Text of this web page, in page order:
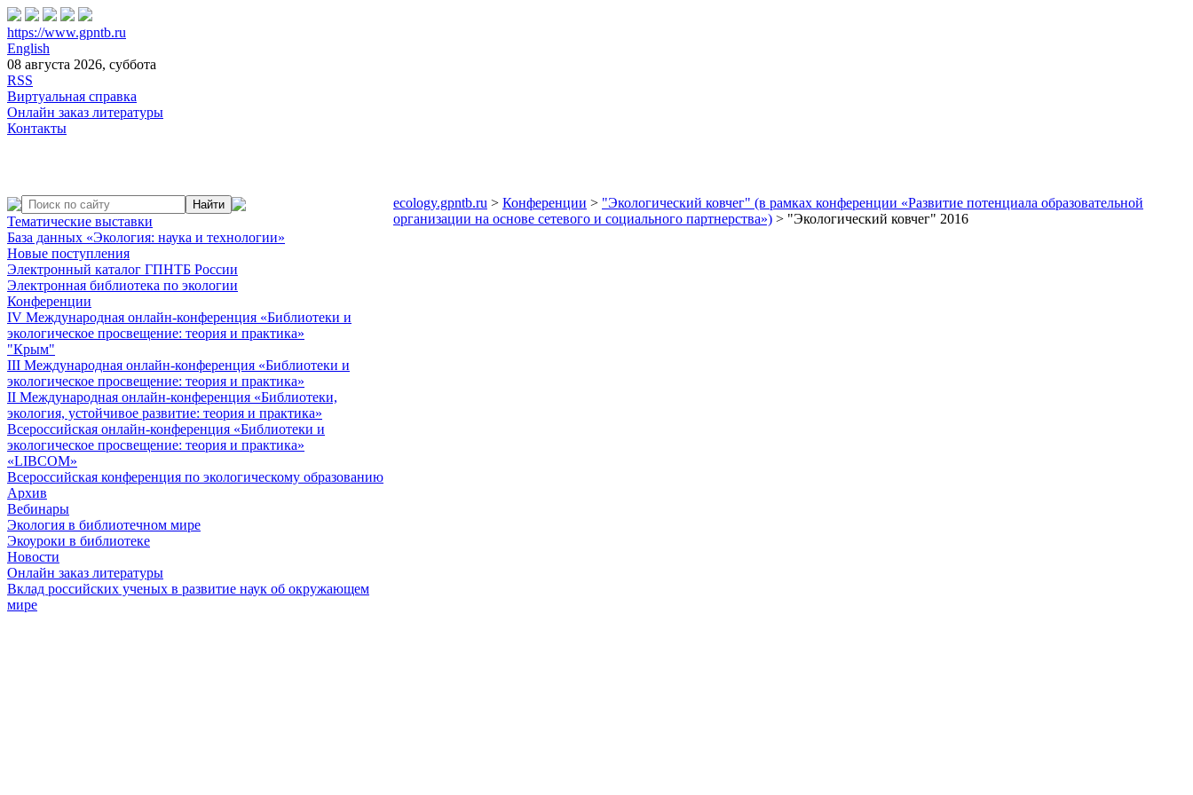
https://www.gpntb.ru
English
08 августа 2026, суббота
RSS
Виртуальная справка
Онлайн заказ литературы
Контакты
Тематические выставки
База данных «Экология: наука и технологии»
Новые поступления
Электронный каталог ГПНТБ России
Электронная библиотека по экологии
Конференции
IV Международная онлайн-конференция «Библиотеки и
экологическое просвещение: теория и практика»
"Крым"
III Международная онлайн-конференция «Библиотеки и
экологическое просвещение: теория и практика»
II Международная онлайн-конференция «Библиотеки,
экология, устойчивое развитие: теория и практика»
Всероссийская онлайн-конференция «Библиотеки и
экологическое просвещение: теория и практика»
«LIBCOM»
Всероссийская конференция по экологическому образованию
Архив
Вебинары
Экология в библиотечном мире
Экоуроки в библиотеке
Новости
Онлайн заказ литературы
Вклад российских ученых в развитие наук об окружающем
мире
ecology.gpntb.ru > Конференции > "Экологический ковчег" (в рамках конференции «Развитие потенциала образовательной
организации на основе сетевого и социального партнерства») > "Экологический ковчег" 2016